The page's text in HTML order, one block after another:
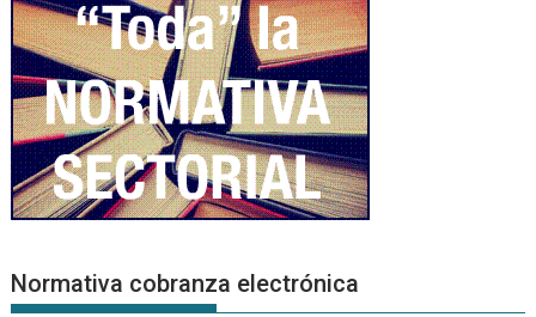
Normativa cobranza electrónica